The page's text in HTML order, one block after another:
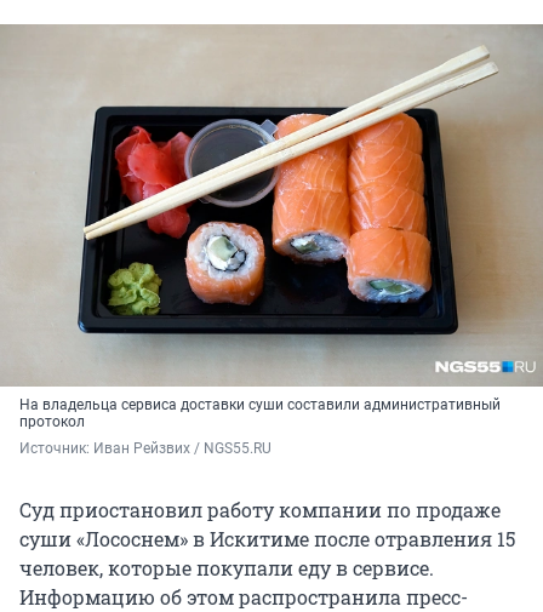
На владельца сервиса доставки суши составили административный
протокол
Источник: Иван Рейзвих / NGS55.RU
Суд приостановил работу компании по продаже
суши «Лососнем» в Искитиме после отравления 15
человек, которые покупали еду в сервисе.
Информацию об этом распространила пресс-